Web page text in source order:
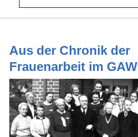
Aus der Chronik der
Frauenarbeit im GAW